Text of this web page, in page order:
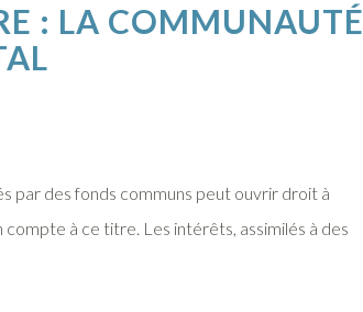
: LA COMMUNAUTÉ
par des fonds communs peut ouvrir droit à
à ce titre. Les intérêts, assimilés à des